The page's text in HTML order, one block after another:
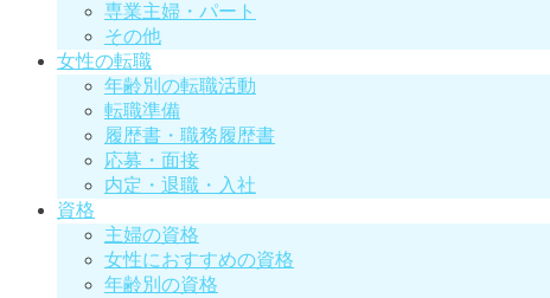
専業主婦・パート
その他
女性の転職
年齢別の転職活動
転職準備
履歴書・職務履歴書
応募・面接
内定・退職・入社
資格
主婦の資格
女性におすすめの資格
年齢別の資格